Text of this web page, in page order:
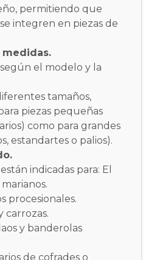
permitiendo que
integren en piezas de
medidas.
el modelo y la
tamaños,
piezas pequeñas
como para grandes
estandartes o palios).
indicadas para: El
procesionales.
carrozas.
y banderolas
de cofrades o